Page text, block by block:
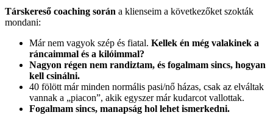
Társkereső coaching során a klienseim a következőket szokták
mondani:
Már nem vagyok szép és fiatal. Kellek én még valakinek a
ráncaimmal és a kilóimmal?
Nagyon régen nem randiztam, és fogalmam sincs, hogyan
kell csinálni.
40 fölött már minden normális pasi/nő házas, csak az elváltak
vannak a „piacon”, akik egyszer már kudarcot vallottak.
Fogalmam sincs, manapság hol lehet ismerkedni.